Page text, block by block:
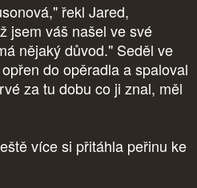
řekl Jared,
jsem váš našel ve své
nějaký důvod." Seděl ve
do opěradla a spaloval
za tu dobu co ji znal, měl
více si přitáhla peřinu ke